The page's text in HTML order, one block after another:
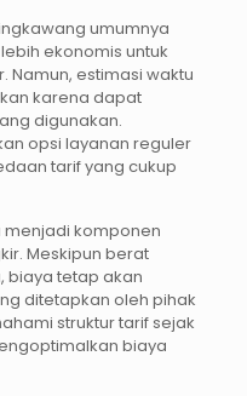
umumnya
ekonomis untuk
Namun, estimasi waktu
karena dapat
digunakan.
opsi layanan reguler
tarif yang cukup
menjadi komponen
Meskipun berat
biaya tetap akan
ditetapkan oleh pihak
struktur tarif sejak
biaya